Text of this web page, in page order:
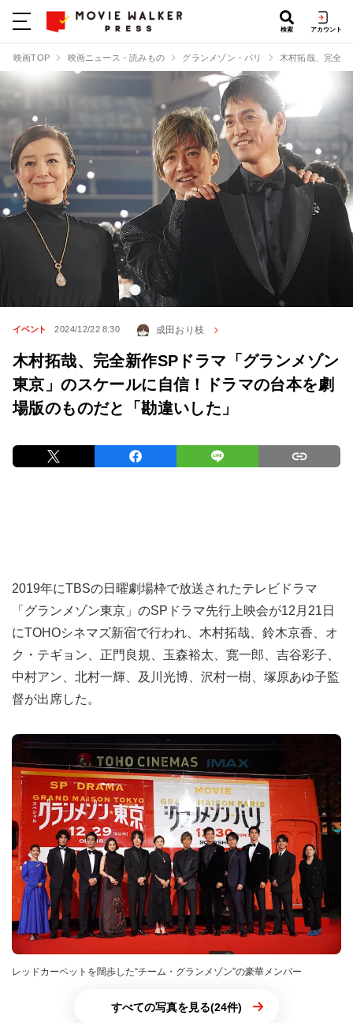
検索 アカウント
映画TOP 映画ニュース・読みもの グランメゾン・パリ 木村拓哉、完全
イベント 2024/12/22 8:30 成田おり枝
木村拓哉、完全新作SPドラマ「グランメゾン
東京」のスケールに自信！ドラマの台本を劇
場版のものだと「勘違いした」
2019年にTBSの日曜劇場枠で放送されたテレビドラマ
「グランメゾン東京」のSPドラマ先行上映会が12月21日
にTOHOシネマズ新宿で行われ、木村拓哉、鈴木京香、オ
ク・テギョン、正門良規、玉森裕太、寛一郎、吉谷彩子、
中村アン、北村一輝、及川光博、沢村一樹、塚原あゆ子監
督が出席した。
レッドカーペットを闊歩した“チーム・グランメゾン”の豪華メンバー
すべての写真を見る(24件)